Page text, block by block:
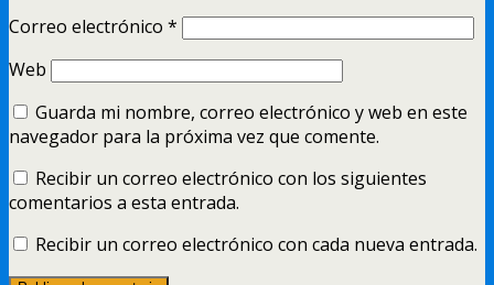
Correo electrónico *
Web
Guarda mi nombre, correo electrónico y web en este
navegador para la próxima vez que comente.
Recibir un correo electrónico con los siguientes
comentarios a esta entrada.
Recibir un correo electrónico con cada nueva entrada.